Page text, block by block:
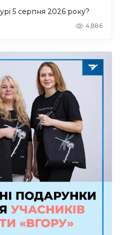
5 серпня 2026 року?
4,886